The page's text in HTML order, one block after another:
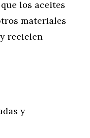
los aceites
materiales
reciclen
y